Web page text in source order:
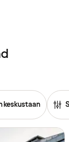
keskustaan